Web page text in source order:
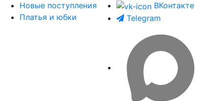
Новые поступления
Платья и юбки
ВКонтакте
Telegram